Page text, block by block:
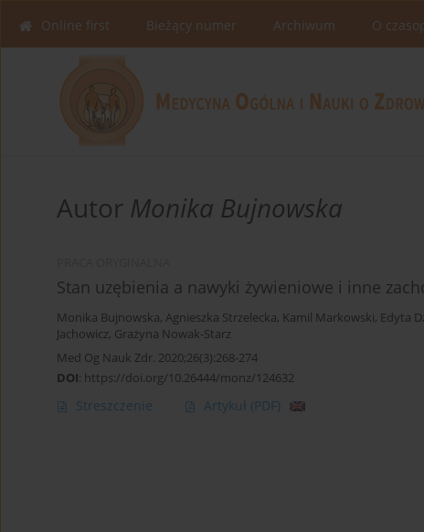
Online first Bieżący numer Archiwum O
Autor Monika Bujnowska
Stan uzębienia a nawyki żywieniowe i inne
Monika Bujnowska, Agnieszka Strzelecka, Kamil Markowski, Edyta
Jachowicz, Grażyna Nowak-Starz
Med Og Nauk Zdr. 2020;26(3):268-274
DOI: https://doi.org/10.26444/monz/124632
Streszczenie Artykuł (PDF)